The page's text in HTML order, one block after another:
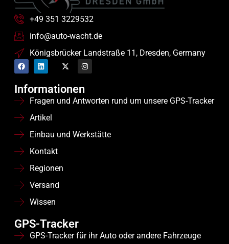
+49 351 3229532
info@auto-wacht.de
Königsbrücker Landstraße 11, Dresden, Germany
Informationen
Fragen und Antworten rund um unsere GPS-Tracker
Artikel
Einbau und Werkstätte
Kontakt
Regionen
Versand
Wissen
GPS-Tracker
GPS-Tracker für ihr Auto oder andere Fahrzeuge